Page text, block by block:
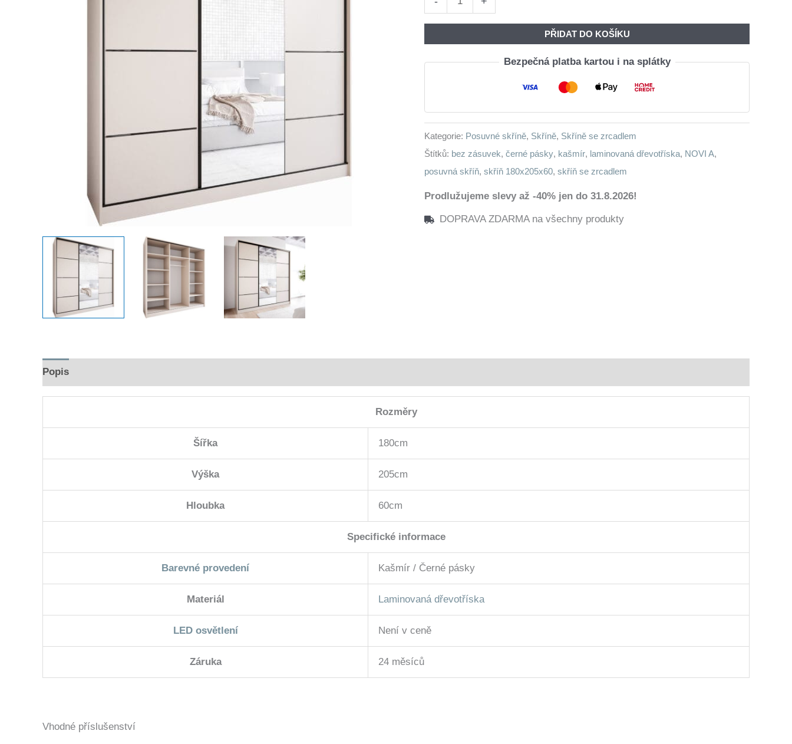
15
900,00 Kč.
216,00 Kč.
se
množství
PŘIDAT DO KOŠÍKU
Bezpečná platba kartou i na splátky
Kategorie: Posuvné skříně, Skříně, Skříně se zrcadlem
Štítků: bez zásuvek, černé pásky, kašmír, laminovaná dřevotříska, NOVI A,
posuvná skříň, skříň 180x205x60, skříň se zrcadlem
Prodlužujeme slevy až -40% jen do 31.8.2026!
DOPRAVA ZDARMA na všechny produkty
Popis
Rozměry
Šířka 180cm
Výška 205cm
Hloubka 60cm
Specifické informace
Barevné provedení Kašmír / Černé pásky
Materiál Laminovaná dřevotříska
LED osvětlení Není v ceně
Záruka 24 měsíců
Vhodné příslušenství